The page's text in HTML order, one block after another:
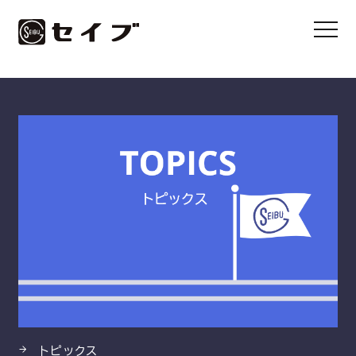
HOME
製品
スターロープ・スーパースターロープ／プレンV・プ
トピックス